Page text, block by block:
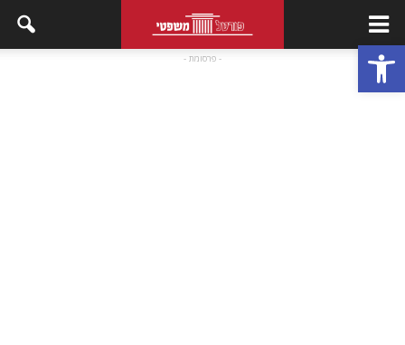
פתח סרגל נגישות - פרסומת -